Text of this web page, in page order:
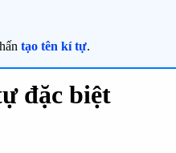
tạo tên kí tự.
đặc biệt